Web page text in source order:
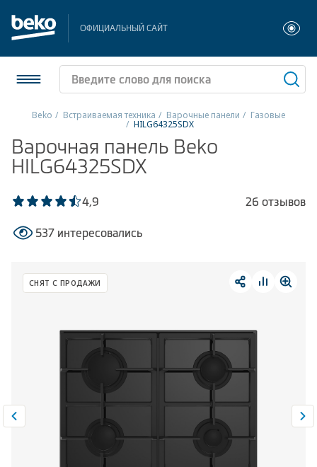
ОФИЦИАЛЬНЫЙ САЙТ
Холодильники и морозильники
Стиральные и сушильные машины
Посудомоечные машины
Плиты
Малая бытовая техника
Климатическая техника
Beko Встраиваемая техника Варочные панели Газовые
HILG64325SDX
Варочная панель Beko
HILG64325SDX
4,9 26 отзывов
537 интересовались
СНЯТ С ПРОДАЖИ